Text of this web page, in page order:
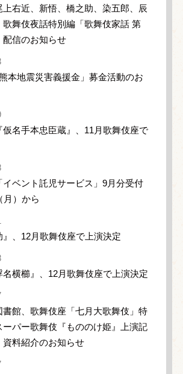
上右近、新悟、橋之助、染五郎、辰
歌舞伎夜話特別編「歌舞伎家話 第
配信のお知らせ
熊本地震災害義援金」募金活動のお
仮名手本忠臣蔵』、11月歌舞伎座で
イベント託児サービス」9月分受付
月）から
』、12月歌舞伎座で上演決定
名横櫛』、12月歌舞伎座で上演決定
書館、歌舞伎座「七月大歌舞伎」特
ーパー歌舞伎『もののけ姫』上演記
資料紹介のお知らせ